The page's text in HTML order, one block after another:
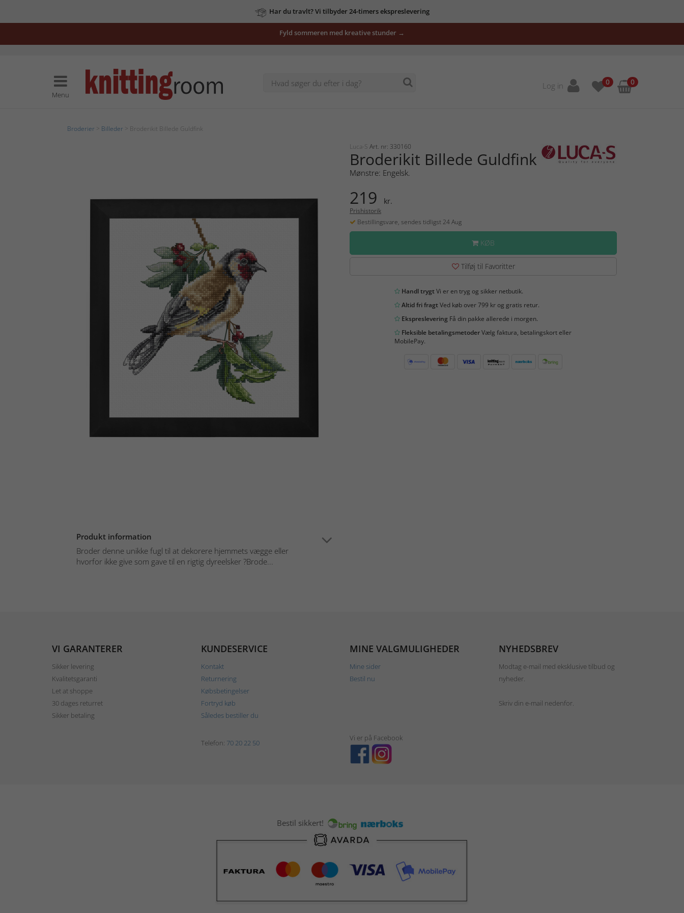
Har du travlt? Vi tilbyder 24-timers ekspreslevering
Fyld sommeren med kreative stunder →
Menu
Log in 0 0
Broderier Billeder > Broderikit Billede Guldfink
Produkt information
Broder denne unikke fugl til at dekorere hjemmets vægge eller
hvorfor ikke give som gave til en rigtig dyreelsker ?Brode...
Luca-S Art. nr: 330160
Broderikit Billede Guldfink
Mønstre: Engelsk.
219 kr.
Prishistorik
Bestillingsvare, sendes tidligst 24 Aug
KØB
Tilføj til Favoritter
Handl trygtVi er en tryg og sikker netbutik.
Altid fri fragtVed køb over 799 kr og gratis retur.
EkspresleveringFå din pakke allerede i morgen.
Fleksible betalingsmetoderVælg faktura, betalingskort eller
MobilePay.
VI GARANTERER
Sikker levering
Kvalitetsgaranti
Let at shoppe
30 dages returret
Sikker betaling
KUNDESERVICE
Kontakt
Returnering
Købsbetingelser
Fortryd køb
Således bestiller du
MINE VALGMULIGHEDER
Mine sider
Bestil nu
NYHEDSBREV
Modtag e-mail med eksklusive tilbud og
nyheder.
Skriv din e-mail nedenfor.
Telefon: 70 20 22 50
Vi er på Facebook
Bestil sikkert!